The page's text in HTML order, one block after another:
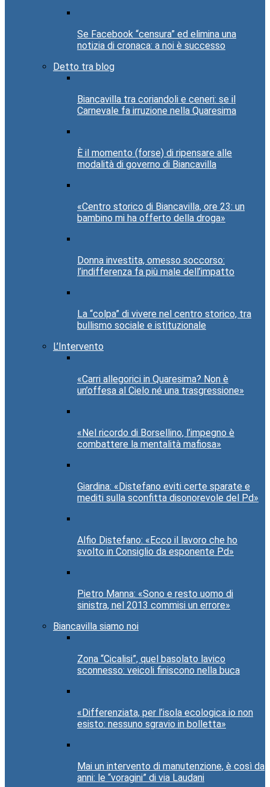
Se Facebook “censura” ed elimina una
notizia di cronaca: a noi è successo
Detto tra blog
Biancavilla tra coriandoli e ceneri: se il
Carnevale fa irruzione nella Quaresima
È il momento (forse) di ripensare alle
modalità di governo di Biancavilla
«Centro storico di Biancavilla, ore 23: un
bambino mi ha offerto della droga»
Donna investita, omesso soccorso:
l’indifferenza fa più male dell’impatto
La “colpa” di vivere nel centro storico, tra
bullismo sociale e istituzionale
L’Intervento
«Carri allegorici in Quaresima? Non è
un’offesa al Cielo né una trasgressione»
«Nel ricordo di Borsellino, l’impegno è
combattere la mentalità mafiosa»
Giardina: «Distefano eviti certe sparate e
mediti sulla sconfitta disonorevole del Pd»
Alfio Distefano: «Ecco il lavoro che ho
svolto in Consiglio da esponente Pd»
Pietro Manna: «Sono e resto uomo di
sinistra, nel 2013 commisi un errore»
Biancavilla siamo noi
Zona “Cicalisi”, quel basolato lavico
sconnesso: veicoli finiscono nella buca
«Differenziata, per l’isola ecologica io non
esisto: nessuno sgravio in bolletta»
Mai un intervento di manutenzione, è così da
anni: le “voragini” di via Laudani